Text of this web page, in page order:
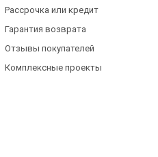
Рассрочка или кредит
Гарантия возврата
Отзывы покупателей
Комплексные проекты